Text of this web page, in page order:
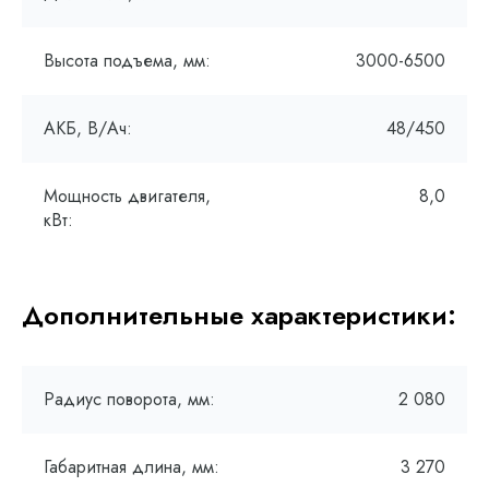
Высота подъема, мм: 3000-6500
АКБ, В/Ач: 48/450
Мощность двигателя,
кВт:
8,0
Дополнительные характеристики:
Радиус поворота, мм: 2 080
Габаритная длина, мм: 3 270